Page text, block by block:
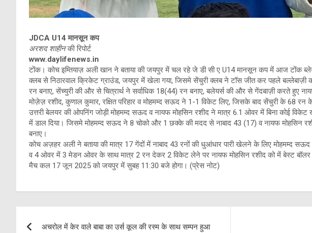
JDCA U14 मानसून कप
अरशद शाहीनकी रिपोर्ट
www.daylifenews.in
टोंक। कोच इम्तियाज़ अली खान ने बताया की जयपुर में चल रहे जे डी सी ए U14 मानसून कप में आज टोंक
क्लब से निठारवाल क्रिकेट ग्राउंड, जयपुर में खेला गया, जिसमे सेंचुरी क्लब ने टॉस जीत कर पहले बल्लेबाज़ी
रन बनाए, सेंच्युरी की और से चित्रार्थ ने सर्वाधिक 18(44) रन बनाए, बलेयर्स की और से गेंदबाज़ी करते हुए
मोज़ेज़ रशीद, कुणाल कुमार, रक्षित परिहार व मोहमम्द सऊद ने 1-1 विकेट लिए, जिसके बाद सेंचुरी के 68 रन
उत्तरी बेलयर की ओपनिंग जोड़ी मोहमम्द सऊद व नायफ मोहसिन रशीद ने मात्र 6.1 ओवर में बिना कोई
में डाल दिया। जिसमे मोहमम्द सऊद ने 8 चोको और 1 छक्के की मदद से नाबाद 43 (17) व नायफ मोहसिन
बनाए।
कोच अज़हर अली ने बताया की मात्र 17 गेंदों में नाबाद 43 रनों की धुआंधार पारी खेलने के लिए मोहमम्द
व 4 ओवर में 3 मेडन ओवर के साथ मात्र 2 रन देकर 2 विकेट लेने पर नायफ मोहसिन रशीद को में बेस्ट
मैच कल 17 जून 2025 को जयपुर में सुबह 11:30 बजे होगा। (प्रेस नोट)
अचरोल में केर वाले बाबा का उर्स कूल की रस्म के साथ सम्पन हुआ